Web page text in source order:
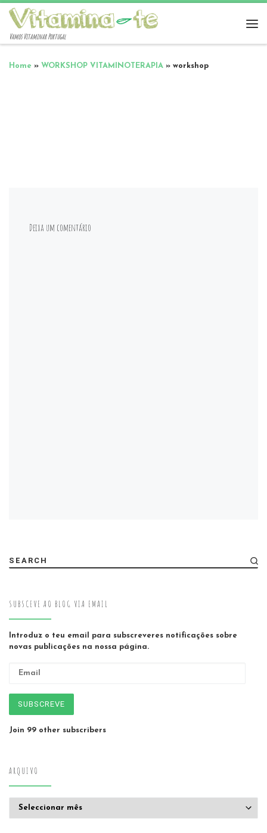
Vamos Vitaminar Portugal
Home » WORKSHOP VITAMINOTERAPIA » workshop
Deixa um comentário
SEARCH
SUBSCEVE AO BLOG VIA EMAIL
Introduz o teu email para subscreveres notificações sobre
novas publicações na nossa página.
SUBSCREVE
Join 99 other subscribers
ARQUIVO